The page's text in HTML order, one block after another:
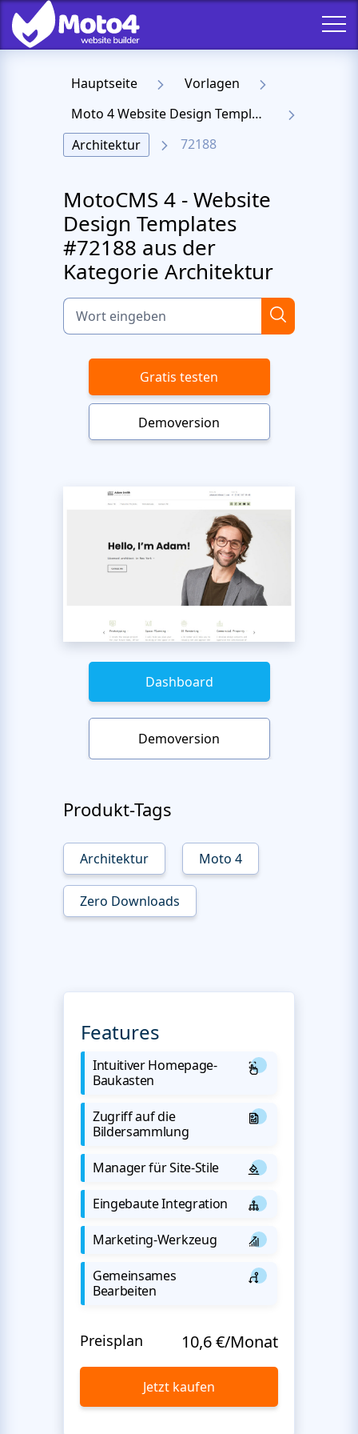
Hauptseite
Vorlagen
Moto 4 Website Design Templates
Architektur
72188
MotoCMS 4 - Website
Design Templates
#72188 aus der
Kategorie Architektur
Gratis testen
Demoversion
Dashboard
Demoversion
Produkt-Tags
Architektur Moto 4
Zero Downloads
Features
Intuitiver Homepage-
Baukasten
Zugriff auf die
Bildersammlung
Manager für Site-Stile
Eingebaute Integration
Marketing-Werkzeug
Gemeinsames
Bearbeiten
Preisplan 10,6 €/Monat
Jetzt kaufen